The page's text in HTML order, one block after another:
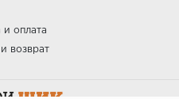
и оплата
и возврат